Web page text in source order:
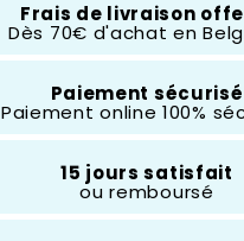
Le Roi
Frais de livraison
Dès 70€ d'achat en
Paiement sécurisé
Paiement online 100%
15 jours satisfait
ou remboursé